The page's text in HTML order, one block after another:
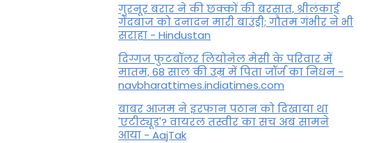
गुरनूर बरार ने की छक्कों की बरसात, श्रीलंकाई
गेंदबाज को दनादन मारी बाउंड्री; गौतम गंभीर ने भी
सराहा - Hindustan
दिग्गज फुटबॉलर लियोनेल मेसी के परिवार में
मातम, 68 साल की उम्र में पिता जॉर्ज का निधन -
navbharattimes.indiatimes.com
बाबर आजम ने इरफान पठान को दिखाया था
'एटीट्यूड'? वायरल तस्वीर का सच अब सामने
आया - AajTak